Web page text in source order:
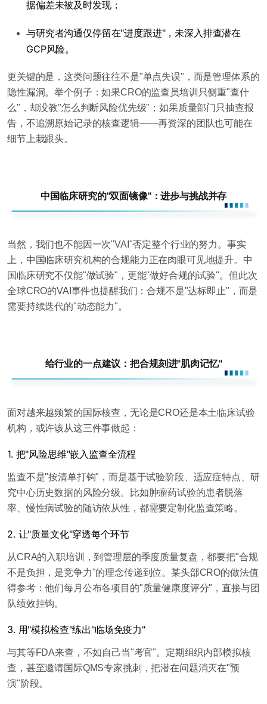
据偏差未被及时发现；
与研究者沟通仅停留在"进度跟进"，未深入排查潜在
GCP风险。
更关键的是，这类问题往往不是"单点失误"，而是管理体系的
隐性漏洞。举个例子：如果CRO的监查员培训只侧重"查什
么"，却没教"怎么判断风险优先级"；如果质量部门只抽查报
告，不追溯原始记录的核查逻辑——再资深的团队也可能在
细节上栽跟头。
中国临床研究的"双面镜像"：进步与挑战并存
当然，我们也不能因一次"VAI"否定整个行业的努力。事实
上，中国临床研究机构的合规能力正在肉眼可见地提升。中
国临床研究不仅能"做试验"，更能"做好合规的试验"。但此次
全球CRO的VAI事件也提醒我们：合规不是"达标即止"，而是
需要持续迭代的"动态能力"。
给行业的一点建议：把合规刻进"肌肉记忆"
面对越来越频繁的国际核查，无论是CRO还是本土临床试验
机构，或许该从这三件事做起：
1. 把"风险思维"嵌入监查全流程
监查不是"按清单打钩"，而是基于试验阶段、适应症特点、研
究中心历史数据的风险分级。比如肿瘤药试验的患者脱落
率、慢性病试验的随访依从性，都需要定制化监查策略。
2. 让"质量文化"穿透每个环节
从CRA的入职培训，到管理层的季度质量复盘，都要把"合规
不是负担，是竞争力"的理念传递到位。某头部CRO的做法值
得参考：他们每月公布各项目的"质量健康度评分"，直接与团
队绩效挂钩。
3. 用"模拟检查"练出"临场免疫力"
与其等FDA来查，不如自己当"考官"。定期组织内部模拟核
查，甚至邀请国际QMS专家挑刺，把潜在问题消灭在"预
演"阶段。